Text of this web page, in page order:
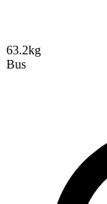
63.2kg
Bus